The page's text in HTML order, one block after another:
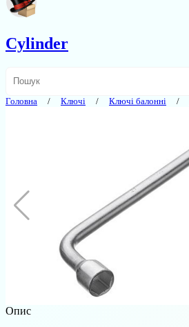
Cylinder
Головна Ключі Ключі балонні
Опис